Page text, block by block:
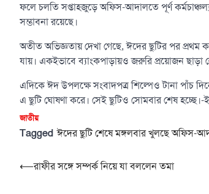
ফলে চলতি সপ্তাহজুড়ে অফিস-আদালতে পূর্ণ
সম্ভাবনা রয়েছে।
অতীত অভিজ্ঞতায় দেখা গেছে, ঈদের ছুটির পর প্রথম
যায়। একইভাবে ব্যাংকপাড়ায়ও জরুরি প্রয়োজন ছাড়া
এদিকে ঈদ উপলক্ষে সংবাদপত্র শিল্পেও টানা পাঁচ
এ ছুটি ঘোষণা করে। সেই ছুটিও সোমবার শেষ হচ্ছে।-
জাতীয়
Taggedঈদের ছুটি শেষে মঙ্গলবার খুলছে অফিস-
Post
⟵রাফীর সঙ্গে সম্পর্ক নিয়ে যা বললেন তমা